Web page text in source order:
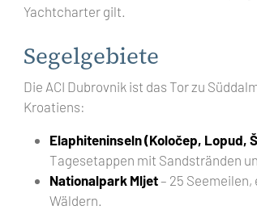
Yachtcharter gilt.
Segelgebiete
Die ACI Dubrovnik ist das Tor zu
Kroatiens:
Elaphiteninseln (Koločep, Lopud,
Tagesetappen mit Sandstränden
Nationalpark Mljet– 25
Wäldern.